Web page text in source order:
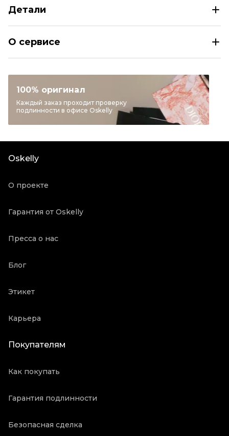
Детали
Категория
Бренд
SPORTMAX
Материал обуви
Кожа
Продавец
О сервисе
100% оригинал
Каждый заказ проходит проверку
подлинности в офисе Oskelly
Oskelly
О проекте
Гарантия от Oskelly
Пресса о нас
Блог
Этикет
Карьера
Покупателям
Как покупать
Гарантия подлинности
Безопасная сделка